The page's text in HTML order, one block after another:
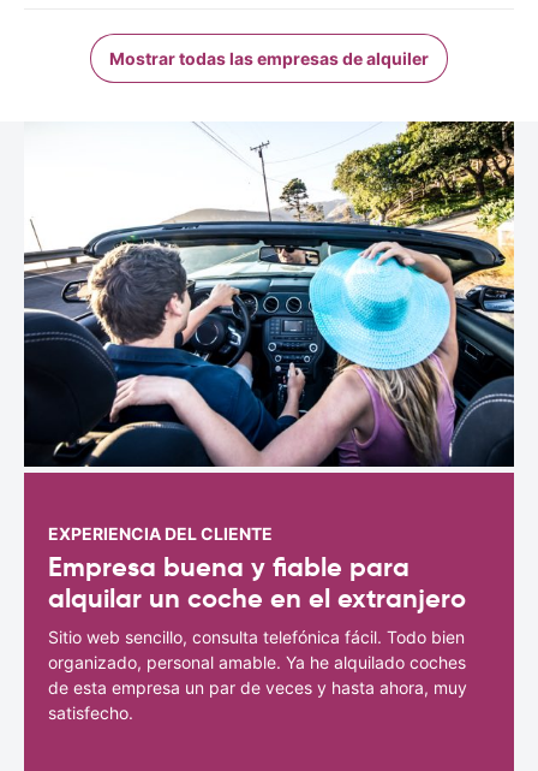
Mostrar todas las empresas de alquiler
EXPERIENCIA DEL CLIENTE
Empresa buena y fiable para
alquilar un coche en el extranjero
Sitio web sencillo, consulta telefónica fácil. Todo bien
organizado, personal amable. Ya he alquilado coches
de esta empresa un par de veces y hasta ahora, muy
satisfecho.